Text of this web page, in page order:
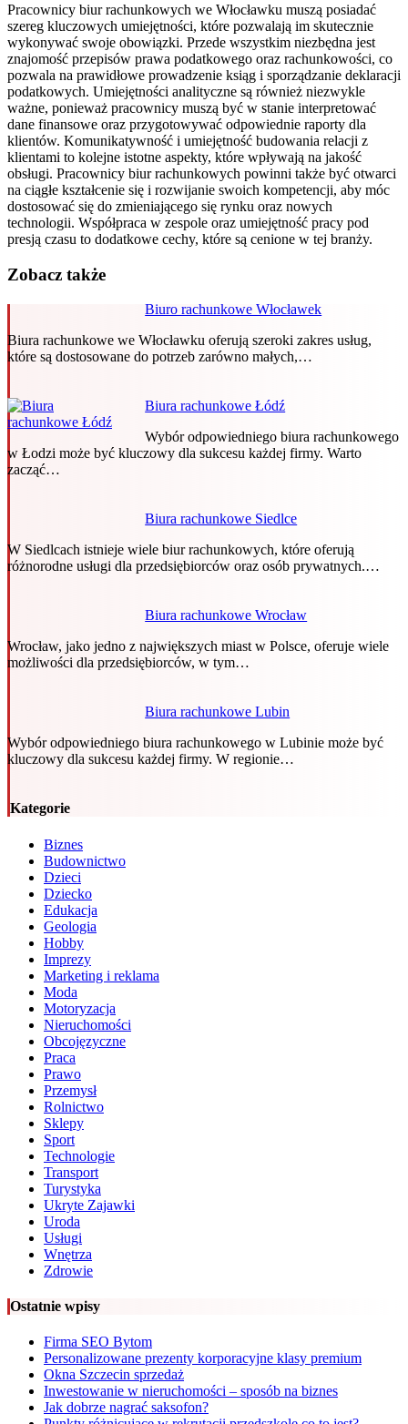
Pracownicy biur rachunkowych we Włocławku muszą posiadać
szereg kluczowych umiejętności, które pozwalają im skutecznie
wykonywać swoje obowiązki. Przede wszystkim niezbędna jest
znajomość przepisów prawa podatkowego oraz rachunkowości, co
pozwala na prawidłowe prowadzenie ksiąg i sporządzanie deklaracji
podatkowych. Umiejętności analityczne są również niezwykle
ważne, ponieważ pracownicy muszą być w stanie interpretować
dane finansowe oraz przygotowywać odpowiednie raporty dla
klientów. Komunikatywność i umiejętność budowania relacji z
klientami to kolejne istotne aspekty, które wpływają na jakość
obsługi. Pracownicy biur rachunkowych powinni także być otwarci
na ciągłe kształcenie się i rozwijanie swoich kompetencji, aby móc
dostosować się do zmieniającego się rynku oraz nowych
technologii. Współpraca w zespole oraz umiejętność pracy pod
presją czasu to dodatkowe cechy, które są cenione w tej branży.
Zobacz także
Biuro rachunkowe Włocławek
Biura rachunkowe we Włocławku oferują szeroki zakres usług,
które są dostosowane do potrzeb zarówno małych,…
Biura rachunkowe Łódź
Wybór odpowiedniego biura rachunkowego
w Łodzi może być kluczowy dla sukcesu każdej firmy. Warto
zacząć…
Biura rachunkowe Siedlce
W Siedlcach istnieje wiele biur rachunkowych, które oferują
różnorodne usługi dla przedsiębiorców oraz osób prywatnych.…
Biura rachunkowe Wrocław
Wrocław, jako jedno z największych miast w Polsce, oferuje wiele
możliwości dla przedsiębiorców, w tym…
Biura rachunkowe Lubin
Wybór odpowiedniego biura rachunkowego w Lubinie może być
kluczowy dla sukcesu każdej firmy. W regionie…
Kategorie
Biznes
Budownictwo
Dzieci
Dziecko
Edukacja
Geologia
Hobby
Imprezy
Marketing i reklama
Moda
Motoryzacja
Nieruchomości
Obcojęzyczne
Praca
Prawo
Przemysł
Rolnictwo
Sklepy
Sport
Technologie
Transport
Turystyka
Ukryte Zajawki
Uroda
Usługi
Wnętrza
Zdrowie
Ostatnie wpisy
Firma SEO Bytom
Personalizowane prezenty korporacyjne klasy premium
Okna Szczecin sprzedaż
Inwestowanie w nieruchomości – sposób na biznes
Jak dobrze nagrać saksofon?